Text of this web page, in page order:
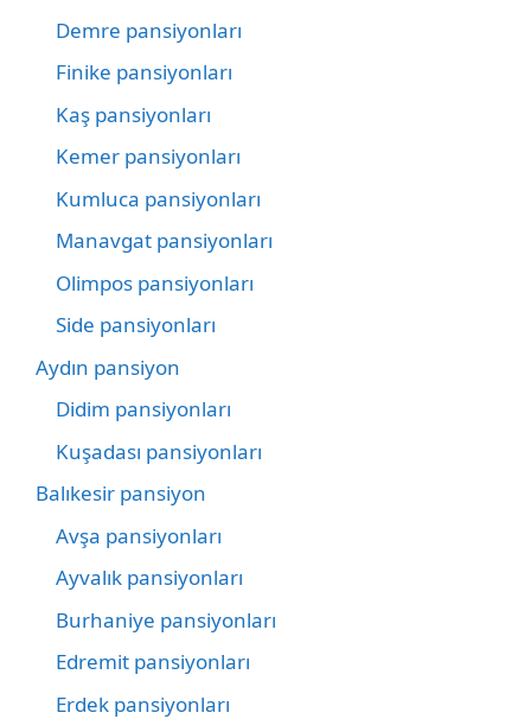
Demre pansiyonları
Finike pansiyonları
Kaş pansiyonları
Kemer pansiyonları
Kumluca pansiyonları
Manavgat pansiyonları
Olimpos pansiyonları
Side pansiyonları
Aydın pansiyon
Didim pansiyonları
Kuşadası pansiyonları
Balıkesir pansiyon
Avşa pansiyonları
Ayvalık pansiyonları
Burhaniye pansiyonları
Edremit pansiyonları
Erdek pansiyonları